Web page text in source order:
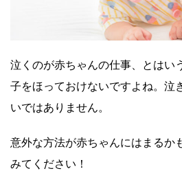
泣くのが赤ちゃんの仕事、とはい
子をほっておけないですよね。泣
いではありません。
意外な方法が赤ちゃんにはまるか
みてください！